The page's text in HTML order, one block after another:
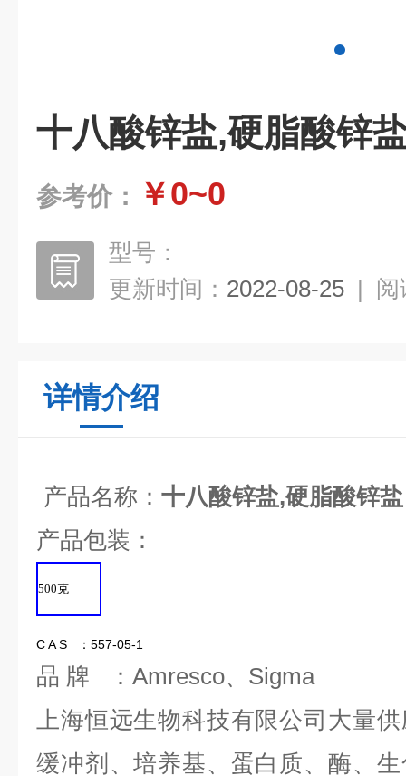
十八酸锌盐,硬脂酸锌
参考价： ￥0~0
型号：
更新时间： 2022-08-25 | 阅
详情介绍
产品名称： 十八酸锌盐,硬脂酸锌盐
产品包装：
500克
C A S ：557-05-1
品 牌 ：Amresco、Sigma
上海恒远生物科技有限公司大量
缓冲剂、培养基、蛋白质、酶、